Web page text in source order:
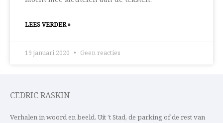
LEES VERDER »
19 januari 2020 Geen reacties
CEDRIC RASKIN
Verhalen in woord en beeld. Uit ’t Stad, de parking of de rest van